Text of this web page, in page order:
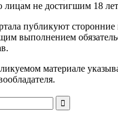
лицам не достигшим 18
публикуют сторонние
выполнением
материале